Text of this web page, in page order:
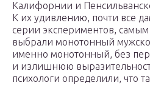
Калифорнии и
К их удивлению, почти все
серии экспериментов,
выбрали монотонный
именно монотонный, без
и излишнюю
психологи определили, что